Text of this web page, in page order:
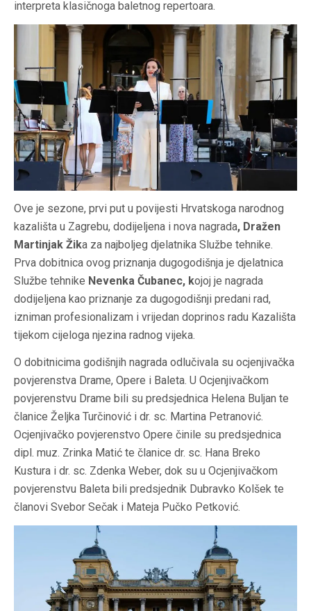
interpreta klasičnoga baletnog repertoara.
Ove je sezone, prvi put u povijesti Hrvatskoga narodnog
kazališta u Zagrebu, dodijeljena i nova nagrada, Dražen
Martinjak Žika za najboljeg djelatnika Službe tehnike.
Prva dobitnica ovog priznanja dugogodišnja je djelatnica
Službe tehnike Nevenka Čubanec, kojoj je nagrada
dodijeljena kao priznanje za dugogodišnji predani rad,
izniman profesionalizam i vrijedan doprinos radu Kazališta
tijekom cijeloga njezina radnog vijeka.
O dobitnicima godišnjih nagrada odlučivala su ocjenjivačka
povjerenstva Drame, Opere i Baleta. U Ocjenjivačkom
povjerenstvu Drame bili su predsjednica Helena Buljan te
članice Željka Turčinović i dr. sc. Martina Petranović.
Ocjenjivačko povjerenstvo Opere činile su predsjednica
dipl. muz. Zrinka Matić te članice dr. sc. Hana Breko
Kustura i dr. sc. Zdenka Weber, dok su u Ocjenjivačkom
povjerenstvu Baleta bili predsjednik Dubravko Kolšek te
članovi Svebor Sečak i Mateja Pučko Petković.